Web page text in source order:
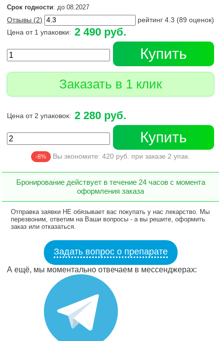
Срок годности: до 08.2027
Отзывы (2) рейтинг 4.3 (89 оценок)
Цена от 1 упаковки: 2 490 руб.
Купить
Заказать в 1 клик
Цена от 2 упаковок: 2 280 руб.
Купить
-8% Вы экономите: 420 руб. при заказе 2 упак.
Бронирование действует в течение 24 часов с момента
оформления заказа
Отправка заявки НЕ обязывает вас покупать у нас лекарство. Мы
перезвоним, ответим на Ваши вопросы - а вы решите, оформить
заказ или отказаться.
Задать вопрос о препарате
А ещё, мы моментально отвечаем в мессенджерах: